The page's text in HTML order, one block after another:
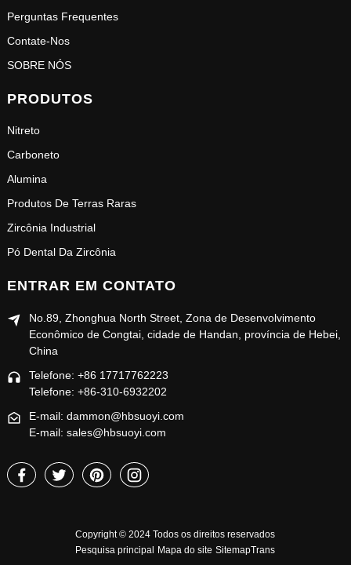
Perguntas Frequentes
Contate-Nos
SOBRE NÓS
PRODUTOS
Nitreto
Carboneto
Alumina
Produtos De Terras Raras
Zircônia Industrial
Pó Dental Da Zircônia
ENTRAR EM CONTATO
No.89, Zhonghua North Street, Zona de Desenvolvimento
Econômico de Congtai, cidade de Handan, província de Hebei,
China
Telefone: +86 17717762223
Telefone: +86-310-6932202
E-mail: dammon@hbsuoyi.com
E-mail: sales@hbsuoyi.com
Copyright © 2024 Todos os direitos reservados
Pesquisa principal
Mapa do site SitemapTrans